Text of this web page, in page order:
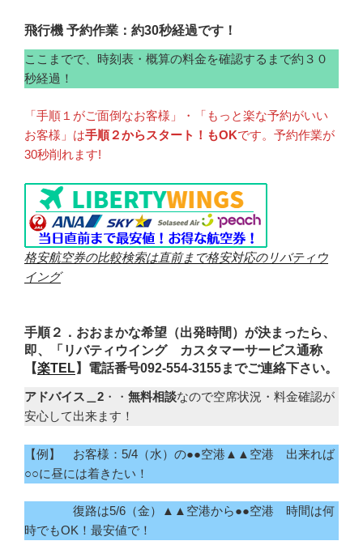
飛行機 予約作業：約30秒経過です！
ここまでで、時刻表・概算の料金を確認するまで約３０
秒経過！
「手順１がご面倒なお客様」・「もっと楽な予約がいい
お客様」は手順２からスタート！もOKです。予約作業が
30秒削れます!
格安航空券の比較検索は直前まで格安対応のリバティウ
イング
手順２．おおまかな希望（出発時間）が決まったら、
即、「リバティウイング カスタマーサービス通称
【楽TEL】電話番号092-554-3155までご連絡下さい。
アドバイス＿2 ・・ 無料相談なので空席状況・料金確認が
安心して出来ます！
【例】 お客様：5/4（水）の●●空港▲▲空港 出来れば
○○に昼には着きたい！
復路は5/6（金）▲▲空港から●●空港 時間は何
時でもOK！最安値で！